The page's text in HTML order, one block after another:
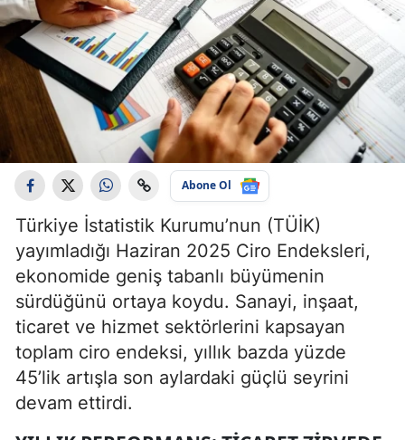
Abone Ol
Türkiye İstatistik Kurumu’nun (TÜİK)
yayımladığı Haziran 2025 Ciro Endeksleri,
ekonomide geniş tabanlı büyümenin
sürdüğünü ortaya koydu. Sanayi, inşaat,
ticaret ve hizmet sektörlerini kapsayan
toplam ciro endeksi, yıllık bazda yüzde
45’lik artışla son aylardaki güçlü seyrini
devam ettirdi.